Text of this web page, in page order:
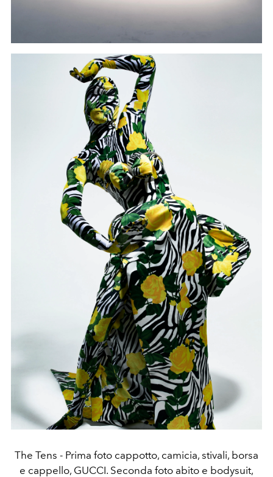
The Tens - Prima foto cappotto, camicia, stivali, borsa
e cappello, GUCCI. Seconda foto abito e bodysuit,